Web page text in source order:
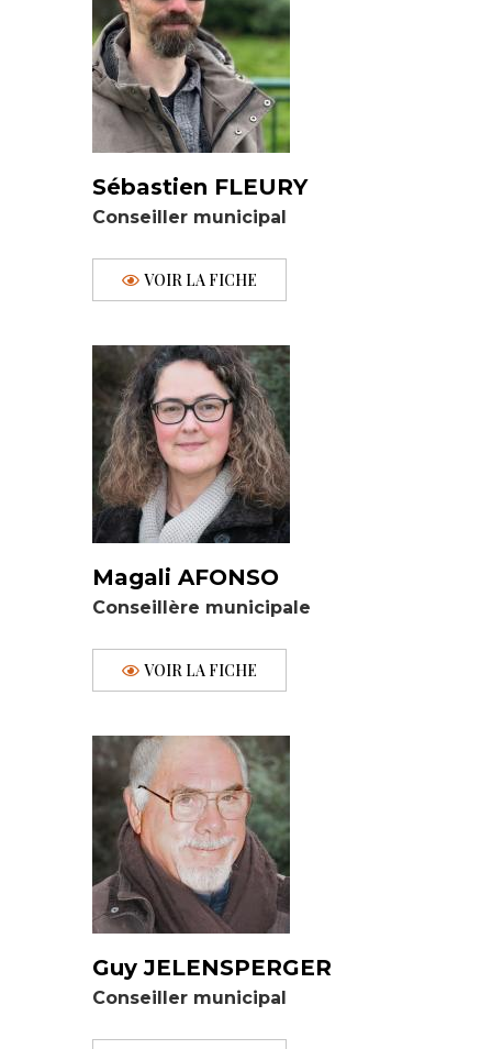
Sébastien FLEURY
Conseiller municipal
VOIR LA FICHE
Magali AFONSO
Conseillère municipale
VOIR LA FICHE
Guy JELENSPERGER
Conseiller municipal